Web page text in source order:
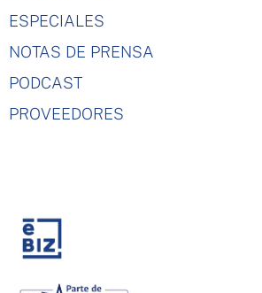
ESPECIALES
NOTAS DE PRENSA
PODCAST
PROVEEDORES